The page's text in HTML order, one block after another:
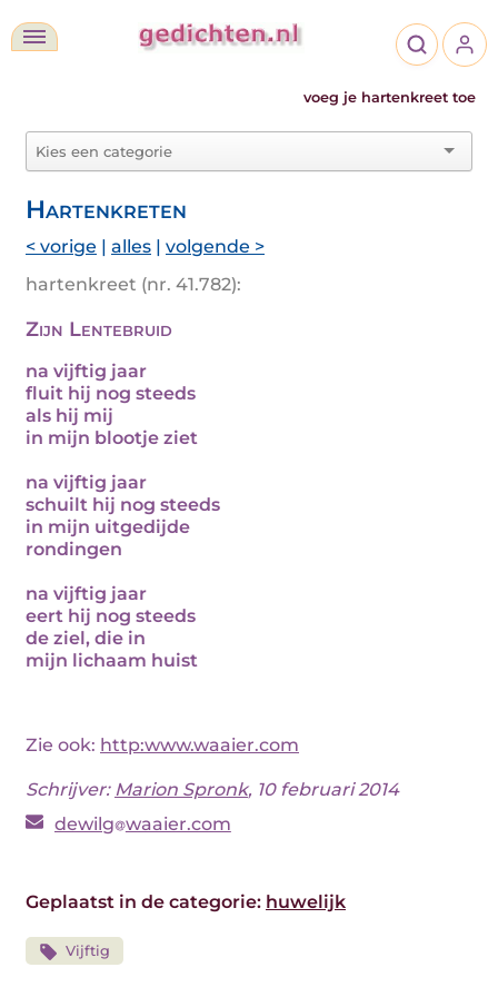
voeg je hartenkreet toe
Hartenkreten
< vorige | alles | volgende >
hartenkreet (nr. 41.782):
Zijn Lentebruid
na vijftig jaar
fluit hij nog steeds
als hij mij
in mijn blootje ziet
na vijftig jaar
schuilt hij nog steeds
in mijn uitgedijde
rondingen
na vijftig jaar
eert hij nog steeds
de ziel, die in
mijn lichaam huist
Zie ook: http:www.waaier.com
Schrijver: Marion Spronk, 10 februari 2014
dewilg waaier.com
Geplaatst in de categorie: huwelijk
Vijftig